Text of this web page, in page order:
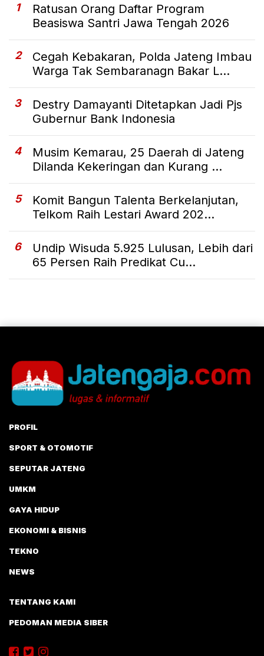
1
Ratusan Orang Daftar Program
Beasiswa Santri Jawa Tengah 2026
2
Cegah Kebakaran, Polda Jateng Imbau
Warga Tak Sembaranagn Bakar L...
3
Destry Damayanti Ditetapkan Jadi Pjs
Gubernur Bank Indonesia
4
Musim Kemarau, 25 Daerah di Jateng
Dilanda Kekeringan dan Kurang ...
5
Komit Bangun Talenta Berkelanjutan,
Telkom Raih Lestari Award 202...
6
Undip Wisuda 5.925 Lulusan, Lebih dari
65 Persen Raih Predikat Cu...
PROFIL
SPORT & OTOMOTIF
SEPUTAR JATENG
UMKM
GAYA HIDUP
EKONOMI & BISNIS
TEKNO
NEWS
TENTANG KAMI
PEDOMAN MEDIA SIBER